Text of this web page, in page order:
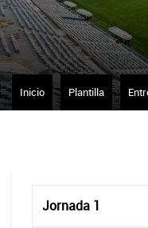
Inicio Plantilla
Jornada 1